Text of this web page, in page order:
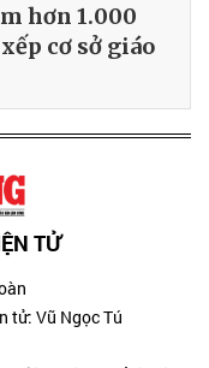
hơn 1.000
cơ sở giáo
TỬ
tử: Vũ Ngọc Tú